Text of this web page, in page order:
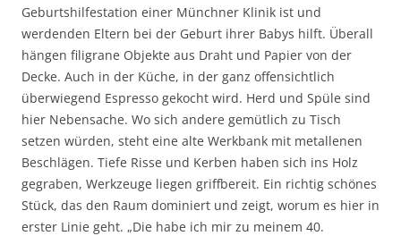
Geburtshilfestation einer Münchner Klinik ist und
werdenden Eltern bei der Geburt ihrer Babys hilft. Überall
hängen filigrane Objekte aus Draht und Papier von der
Decke. Auch in der Küche, in der ganz offensichtlich
überwiegend Espresso gekocht wird. Herd und Spüle sind
hier Nebensache. Wo sich andere gemütlich zu Tisch
setzen würden, steht eine alte Werkbank mit metallenen
Beschlägen. Tiefe Risse und Kerben haben sich ins Holz
gegraben, Werkzeuge liegen griffbereit. Ein richtig schönes
Stück, das den Raum dominiert und zeigt, worum es hier in
erster Linie geht. „Die habe ich mir zu meinem 40.